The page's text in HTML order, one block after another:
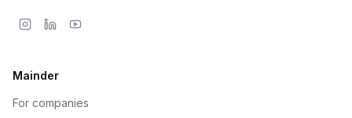
Mainder
For companies